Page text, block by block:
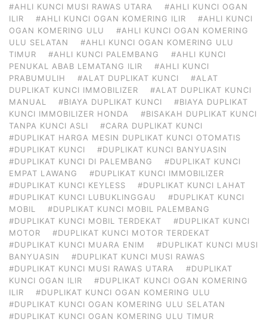
#AHLI KUNCI MUSI RAWAS UTARA
#AHLI KUNCI OGAN
ILIR
#AHLI KUNCI OGAN KOMERING ILIR
#AHLI KUNCI
OGAN KOMERING ULU
#AHLI KUNCI OGAN KOMERING
ULU SELATAN
#AHLI KUNCI OGAN KOMERING ULU
TIMUR
#AHLI KUNCI PALEMBANG
#AHLI KUNCI
PENUKAL ABAB LEMATANG ILIR
#AHLI KUNCI
PRABUMULIH
#ALAT DUPLIKAT KUNCI
#ALAT
DUPLIKAT KUNCI IMMOBILIZER
#ALAT DUPLIKAT KUNCI
MANUAL
#BIAYA DUPLIKAT KUNCI
#BIAYA DUPLIKAT
KUNCI IMMOBILIZER HONDA
#BISAKAH DUPLIKAT KUNCI
TANPA KUNCI ASLI
#CARA DUPLIKAT KUNCI
#DUPLIKAT HARGA MESIN DUPLIKAT KUNCI OTOMATIS
#DUPLIKAT KUNCI
#DUPLIKAT KUNCI BANYUASIN
#DUPLIKAT KUNCI DI PALEMBANG
#DUPLIKAT KUNCI
EMPAT LAWANG
#DUPLIKAT KUNCI IMMOBILIZER
#DUPLIKAT KUNCI KEYLESS
#DUPLIKAT KUNCI LAHAT
#DUPLIKAT KUNCI LUBUKLINGGAU
#DUPLIKAT KUNCI
MOBIL
#DUPLIKAT KUNCI MOBIL PALEMBANG
#DUPLIKAT KUNCI MOBIL TERDEKAT
#DUPLIKAT KUNCI
MOTOR
#DUPLIKAT KUNCI MOTOR TERDEKAT
#DUPLIKAT KUNCI MUARA ENIM
#DUPLIKAT KUNCI MUSI
BANYUASIN
#DUPLIKAT KUNCI MUSI RAWAS
#DUPLIKAT KUNCI MUSI RAWAS UTARA
#DUPLIKAT
KUNCI OGAN ILIR
#DUPLIKAT KUNCI OGAN KOMERING
ILIR
#DUPLIKAT KUNCI OGAN KOMERING ULU
#DUPLIKAT KUNCI OGAN KOMERING ULU SELATAN
#DUPLIKAT KUNCI OGAN KOMERING ULU TIMUR